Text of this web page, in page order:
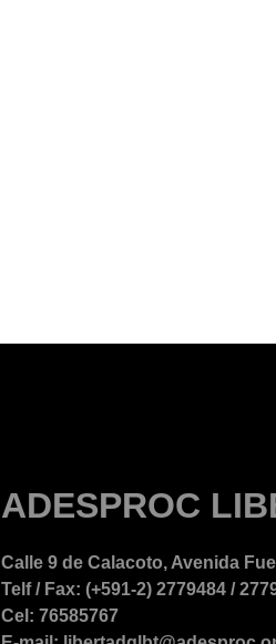
ADESPROC
Calle 9 de Calacoto, Avenida
Telf / Fax: (+591-2) 2779484 /
Cel: 76585767